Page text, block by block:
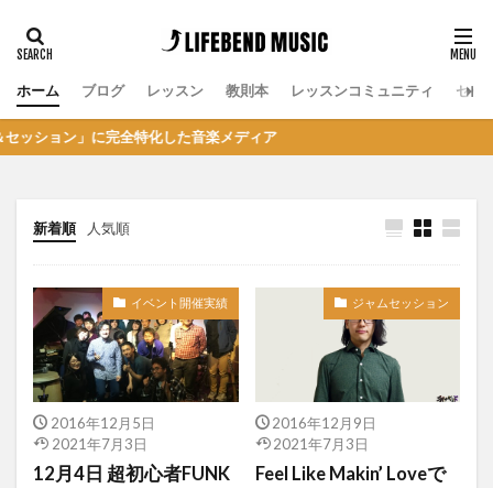
ホーム ブログ レッスン 教則本 レッスンコミュニティ セッ
」に完全特化した音楽メディア
新着順 人気順
イベント開催実績
2016年12月5日
2021年7月3日
12月4日 超初心者FUNK
ジャムセッション
2016年12月9日
2021年7月3日
Feel Like Makin’ Loveで